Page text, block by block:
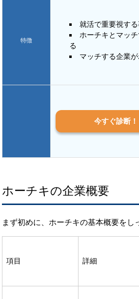
特徴
就活で重要視す
ホーチキとマッ
る
マッチする企業
今すぐ診断！
ホーチキの企業概要
まず初めに、ホーチキの基本概要をし
項目 詳細